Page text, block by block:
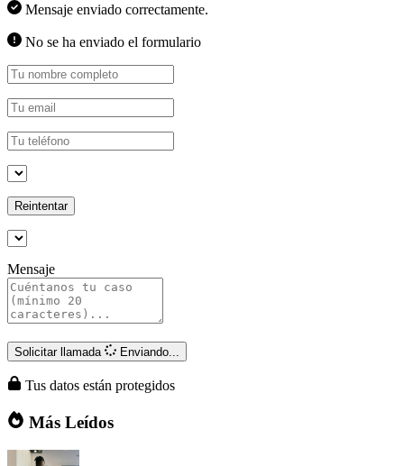
Mensaje enviado correctamente.
No se ha enviado el formulario
Reintentar
Mensaje
Solicitar llamada Enviando...
Tus datos están protegidos
Más Leídos